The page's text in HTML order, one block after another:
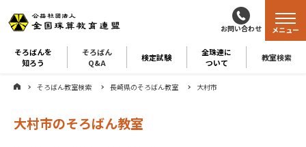
お問い合わせ
そろばんを
知ろう
そろばん
Q&A
検定試験
全珠連に
ついて
教室検索
メニュー
そろばん教室検索 長崎県のそろばん教室 大村市
大村市のそろばん教室